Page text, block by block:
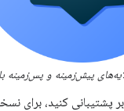
پیش‌زمینه و پس‌زمینه
پشتیبانی کنید، برای